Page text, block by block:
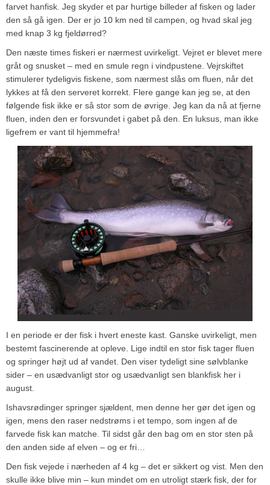
farvet hanfisk. Jeg skyder et par hurtige billeder af fisken og lader
den så gå igen. Der er jo 10 km ned til campen, og hvad skal jeg
med knap 3 kg fjeldørred?
Den næste times fiskeri er nærmest uvirkeligt. Vejret er blevet mere
gråt og snusket – med en smule regn i vindpustene. Vejrskiftet
stimulerer tydeligvis fiskene, som nærmest slås om fluen, når det
lykkes at få den serveret korrekt. Flere gange kan jeg se, at den
følgende fisk ikke er så stor som de øvrige. Jeg kan da nå at fjerne
fluen, inden den er forsvundet i gabet på den. En luksus, man ikke
ligefrem er vant til hjemmefra!
I en periode er der fisk i hvert eneste kast. Ganske uvirkeligt, men
bestemt fascinerende at opleve. Lige indtil en stor fisk tager fluen
og springer højt ud af vandet. Den viser tydeligt sine sølvblanke
sider – en usædvanligt stor og usædvanligt sen blankfisk her i
august.
Ishavsrødinger springer sjældent, men denne her gør det igen og
igen, mens den raser nedstrøms i et tempo, som ingen af de
farvede fisk kan matche. Til sidst går den bag om en stor sten på
den anden side af elven – og er fri…
Den fisk vejede i nærheden af 4 kg – det er sikkert og vist. Men den
skulle ikke blive min – kun mindet om en utroligt stærk fisk, der for